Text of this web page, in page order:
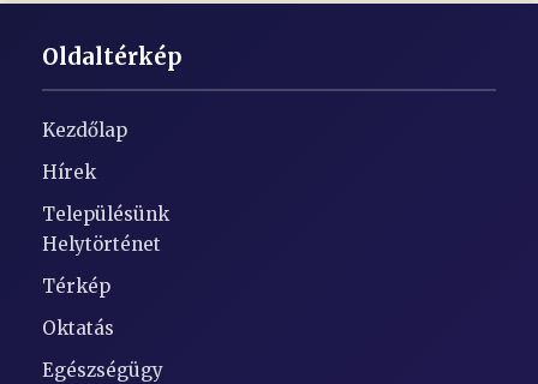
Oldaltérkép
Kezdőlap
Hírek
Településünk
Helytörténet
Térkép
Oktatás
Egészségügy